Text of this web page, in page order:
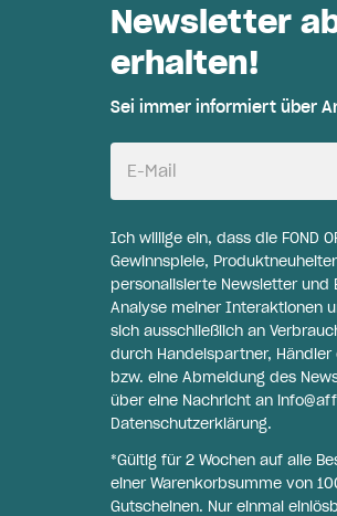
Newsletter
erhalten!
Sei immer informiert über
E-Mail
Ich willige ein, dass die FOND
Gewinnspiele,
personalisierte Newsletter
Analyse meiner Interaktionen
sich ausschließlich an
durch Handelspartner,
bzw. eine Abmeldung des
über eine Nachricht an
Datenschutzerklärung.
*Gültig für 2 Wochen auf alle
einer Warenkorbsumme von
Gutscheinen. Nur einmal